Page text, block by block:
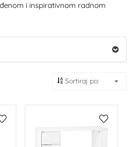
i inspirativnom radnom